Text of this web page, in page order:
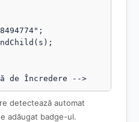
de Încredere -->
detectează automat
adăugat badge-ul.